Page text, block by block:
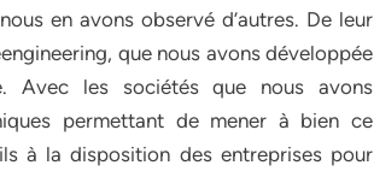
en avons observé d’autres. De leur
que nous avons développée
Avec les sociétés que nous avons
permettant de mener à bien ce
à la disposition des entreprises pour